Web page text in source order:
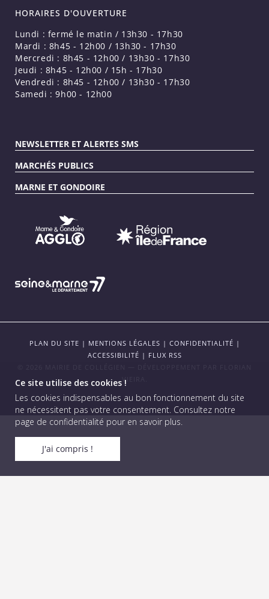
Ce site utilise des cookies !
Les cookies indispensables au bon fonctionnement du site
ne nécessitent pas votre consentement. Consultez notre
page de confidentialité pour en savoir plus.
J'ai compris !
HORAIRES D'OUVERTURE
Lundi : fermé le matin / 13h30 - 17h30
Mardi : 8h45 - 12h00 / 13h30 - 17h30
Mercredi : 8h45 - 12h00 / 13h30 - 17h30
Jeudi : 8h45 - 12h00 / 15h - 17h30
Vendredi : 8h45 - 12h00 / 13h30 - 17h30
Samedi : 9h00 - 12h00
NEWSLETTER ET ALERTES SMS
MARCHÉS PUBLICS
MARNE ET GONDOIRE
PLAN DU SITE | MENTIONS LÉGALES | CONFIDENTIALITÉ |
ACCESSIBILITÉ | FLUX RSS
VIEIRA